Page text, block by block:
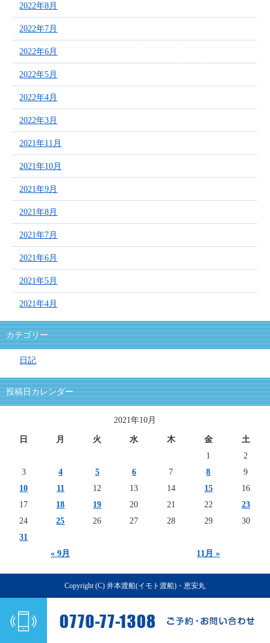
2022年8月
2022年7月
2022年6月
2022年5月
2022年4月
2022年3月
2021年11月
2021年10月
2021年9月
2021年8月
2021年7月
2021年6月
2021年5月
2021年4月
カテゴリー
日記
投稿日カレンダー
2021年10月
日 月 火 水 木 金 土
« 9月 11月 »
1
2
3
4 5 6 7 8
9
10
11 12 13 14 15
16
17
18 19 20 21 22
23
24
25 26 27 28 29
30
31
Copyright (C) 井本渡船(イモト渡船)・恵安丸